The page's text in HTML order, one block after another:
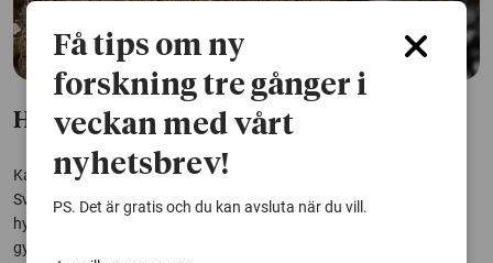
Hyggesfritt skogsbruk gynnar hänglavar
Kalavverkning har lett till att hänglavarna blivit betydligt färre i
Sveriges barrskogar. Nu visar ett långvarigt fältexperiment att
hyggesfritt skogsbruk kan vara ett effektivt sätt att bevara och
gynna lavarna.
Få tips om ny
forskning tre gånger i
veckan med vårt
nyhetsbrev!
PS. Det är gratis och du kan avsluta när du vill.